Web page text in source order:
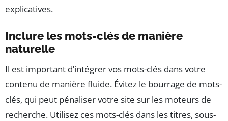
explicatives.
Inclure les mots-clés de manière
naturelle
Il est important d’intégrer vos mots-clés dans votre
contenu de manière fluide. Évitez le bourrage de mots-
clés, qui peut pénaliser votre site sur les moteurs de
recherche. Utilisez ces mots-clés dans les titres, sous-